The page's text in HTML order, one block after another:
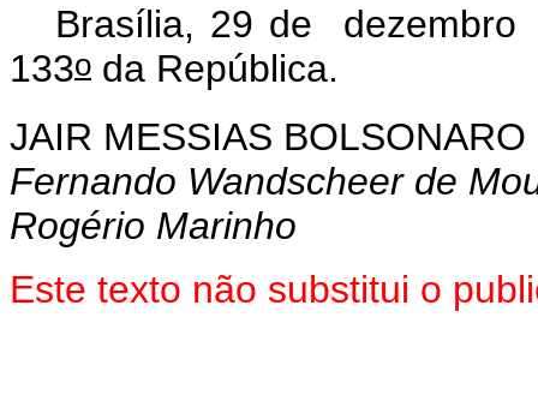
Brasília, 29 de
133o da República.
JAIR MESSIAS BOLSONARO
Fernando Wandscheer de
Rogério Marinho
Este texto não substitui o